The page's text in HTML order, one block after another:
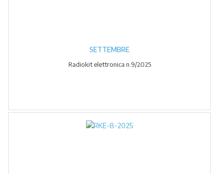
SETTEMBRE
Radiokit elettronica n.9/2025